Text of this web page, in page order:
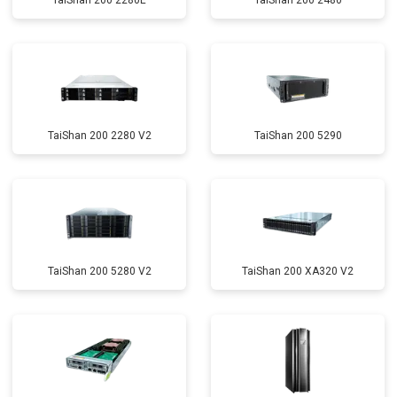
TaiShan 200 2280 V2 TaiShan 200 5290
TaiShan 200 5280 V2 TaiShan 200 XA320 V2